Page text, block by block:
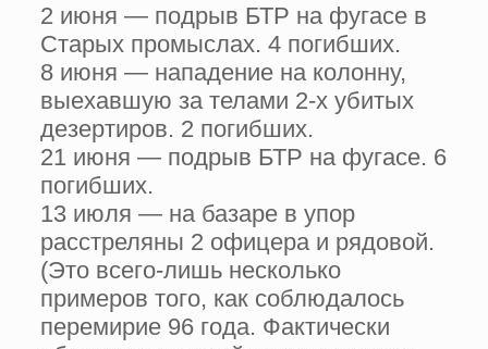
2 июня — подрыв БТР на фугасе в
Старых промыслах. 4 погибших.
8 июня — нападение на колонну,
выехавшую за телами 2-х убитых
дезертиров. 2 погибших.
21 июня — подрыв БТР на фугасе. 6
погибших.
13 июля — на базаре в упор
расстреляны 2 офицера и рядовой.
(Это всего-лишь несколько
примеров того, как соблюдалось
перемирие 96 года. Фактически